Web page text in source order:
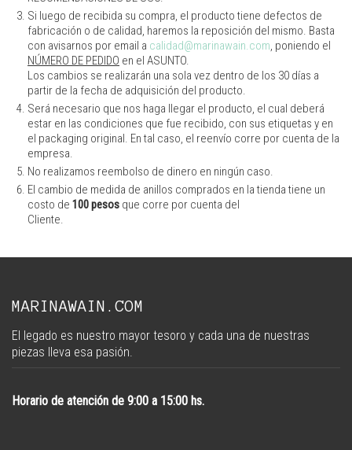
Si luego de recibida su compra, el producto tiene defectos de
fabricación o de calidad, haremos la reposición del mismo. Basta
con avisarnos por email a calidad@marinawain.com , poniendo el
NÚMERO DE PEDIDO en el ASUNTO.
Los cambios se realizarán una sola vez dentro de los 30 días a
partir de la fecha de adquisición del producto.
Será necesario que nos haga llegar el producto, el cual deberá
estar en las condiciones que fue recibido, con sus etiquetas y en
el packaging original. En tal caso, el reenvío corre por cuenta de la
empresa.
No realizamos reembolso de dinero en ningún caso.
El cambio de medida de anillos comprados en la tienda tiene un
costo de 100 pesos que corre por cuenta del
Cliente.
MARINAWAIN.COM
El legado es nuestro mayor tesoro y cada una de nuestras
piezas lleva esa pasión.
Horario de atención de 9:00 a 15:00 hs.